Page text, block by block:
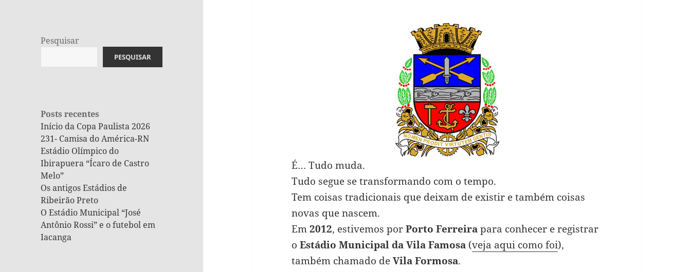
Pesquisar
PESQUISAR
Posts recentes
Início da Copa Paulista 2026
231- Camisa do América-RN
Estádio Olímpico do
Ibirapuera “Ícaro de Castro
Melo”
Os antigos Estádios de
Ribeirão Preto
O Estádio Municipal “José
Antônio Rossi” e o futebol em
Iacanga
É… Tudo muda.
Tudo segue se transformando com o tempo.
Tem coisas tradicionais que deixam de existir e também coisas
novas que nascem.
Em2012, estivemos porPorto Ferreirapara conhecer e registrar
o Estádio Municipal da Vila Famosa(veja aqui como foi),
também chamado deVila Formosa.